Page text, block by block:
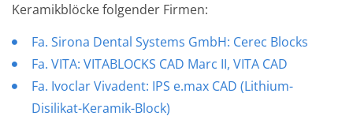
Keramikblöcke folgender Firmen:
Fa. Sirona Dental Systems GmbH: Cerec Blocks
Fa. VITA: VITABLOCKS CAD Marc II, VITA CAD
Fa. Ivoclar Vivadent: IPS e.max CAD (Lithium-
Disilikat-Keramik-Block)